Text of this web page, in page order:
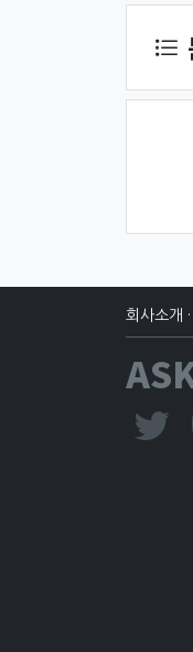
회사소개 ·